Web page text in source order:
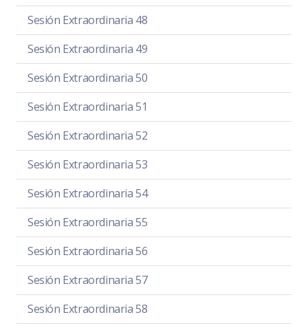
Sesión Extraordinaria 48
Sesión Extraordinaria 49
Sesión Extraordinaria 50
Sesión Extraordinaria 51
Sesión Extraordinaria 52
Sesión Extraordinaria 53
Sesión Extraordinaria 54
Sesión Extraordinaria 55
Sesión Extraordinaria 56
Sesión Extraordinaria 57
Sesión Extraordinaria 58